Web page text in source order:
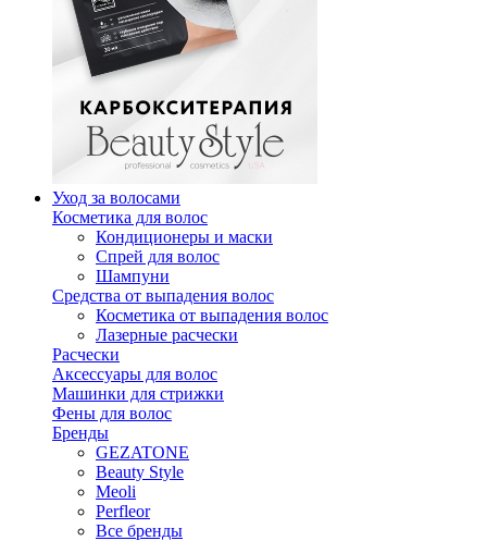
Уход за волосами
Косметика для волос
Кондиционеры и маски
Спрей для волос
Шампуни
Средства от выпадения волос
Косметика от выпадения волос
Лазерные расчески
Расчески
Аксессуары для волос
Машинки для стрижки
Фены для волос
Бренды
GEZATONE
Beauty Style
Meoli
Perfleor
Все бренды